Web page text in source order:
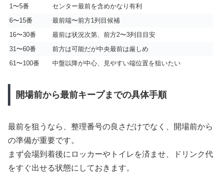
1〜5番
センター最前を含めかなり有利
6〜15番
最前端〜前方1列目候補
16〜30番
最前は状況次第、前方2〜3列目目安
31〜60番
前方は可能だが中央最前は厳しめ
61〜100番
中盤以降が中心、見やすい端位置を狙いたい
開場前から最前キープまでの具体手順
最前を狙うなら、整理番号の良さだけでなく、開場前から
の準備が重要です。
まず会場到着後にロッカーやトイレを済ませ、ドリンク代
をすぐ出せる状態にしておきます。